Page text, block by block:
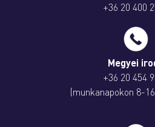
+36 20 400
Megyei
+36 20 454
(munkanapokon 8-